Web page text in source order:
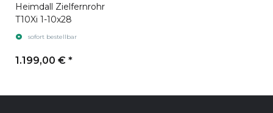
Heimdall Zielfernrohr
T10Xi 1-10x28
sofort bestellbar
1.199,00 € *